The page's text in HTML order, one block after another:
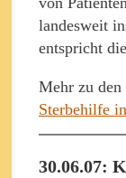
landesweit
entspricht
Mehr zu den
Sterbehilfe
30.06.07: